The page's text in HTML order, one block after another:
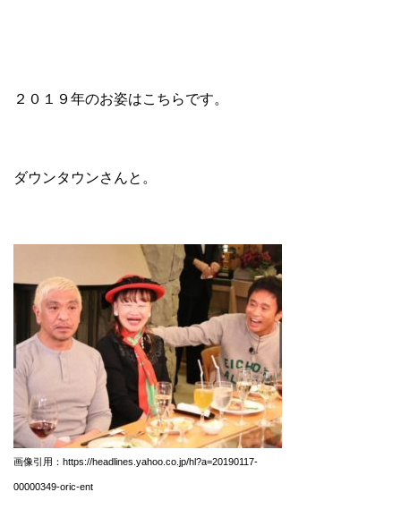
２０１９年のお姿はこちらです。
ダウンタウンさんと。
画像引用：https://headlines.yahoo.co.jp/hl?a=20190117-
00000349-oric-ent